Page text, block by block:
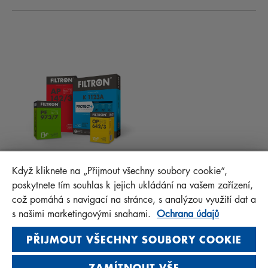
FAQ
MANN+HUMMEL FT Poland
Sp. z o. o. Sp. k.
ul. Wrocławska 145, 63-800 GOSTYŃ, POLAND
Privacy Statement
Imprint
Když kliknete na „Přijmout všechny soubory cookie“,
poskytnete tím souhlas k jejich ukládání na vašem zařízení,
což pomáhá s navigací na stránce, s analýzou využití dat a
s našimi marketingovými snahami. Ochrana údajů
PŘIJMOUT VŠECHNY SOUBORY COOKIE